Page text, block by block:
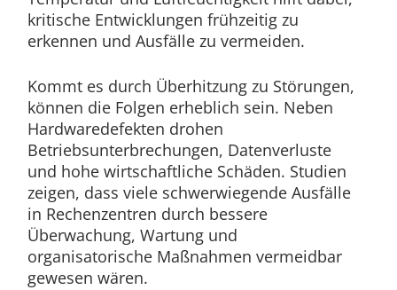
kritische Entwicklungen frühzeitig zu
erkennen und Ausfälle zu vermeiden.
Kommt es durch Überhitzung zu Störungen,
können die Folgen erheblich sein. Neben
Hardwaredefekten drohen
Betriebsunterbrechungen, Datenverluste
und hohe wirtschaftliche Schäden. Studien
zeigen, dass viele schwerwiegende Ausfälle
in Rechenzentren durch bessere
Überwachung, Wartung und
organisatorische Maßnahmen vermeidbar
gewesen wären.